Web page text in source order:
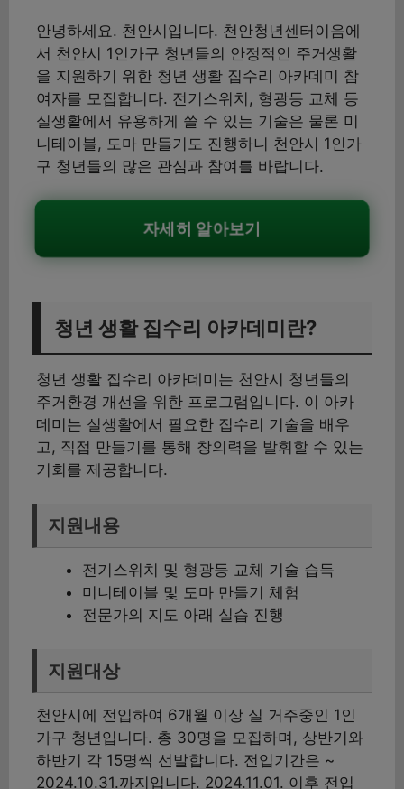
안녕하세요. 천안시입니다. 천안청년센터이음에
서 천안시 1인가구 청년들의 안정적인 주거생활
을 지원하기 위한 청년 생활 집수리 아카데미 참
여자를 모집합니다. 전기스위치, 형광등 교체 등
실생활에서 유용하게 쓸 수 있는 기술은 물론 미
니테이블, 도마 만들기도 진행하니 천안시 1인가
구 청년들의 많은 관심과 참여를 바랍니다.
자세히 알아보기
청년 생활 집수리 아카데미란?
청년 생활 집수리 아카데미는 천안시 청년들의
주거환경 개선을 위한 프로그램입니다. 이 아카
데미는 실생활에서 필요한 집수리 기술을 배우
고, 직접 만들기를 통해 창의력을 발휘할 수 있는
기회를 제공합니다.
지원내용
전기스위치 및 형광등 교체 기술 습득
미니테이블 및 도마 만들기 체험
전문가의 지도 아래 실습 진행
지원대상
천안시에 전입하여 6개월 이상 실 거주중인 1인
가구 청년입니다. 총 30명을 모집하며, 상반기와
하반기 각 15명씩 선발합니다. 전입기간은 ~
2024.10.31.까지입니다. 2024.11.01. 이후 전입